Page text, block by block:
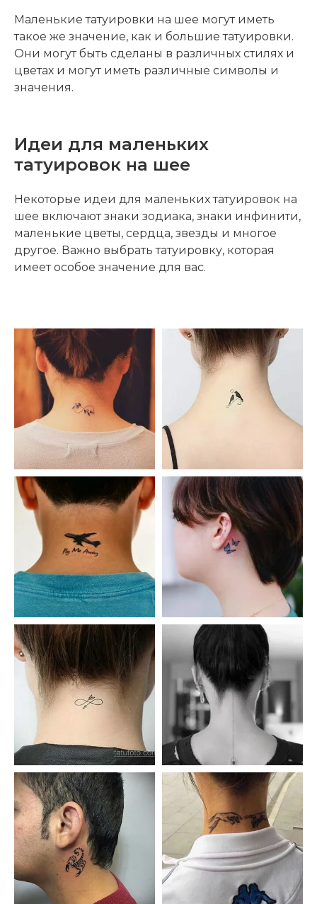
Маленькие татуировки на шее могут иметь
такое же значение, как и большие татуировки.
Они могут быть сделаны в различных стилях и
цветах и могут иметь различные символы и
значения.
Идеи для маленьких
татуировок на шее
Некоторые идеи для маленьких татуировок на
шее включают знаки зодиака, знаки инфинити,
маленькие цветы, сердца, звезды и многое
другое. Важно выбрать татуировку, которая
имеет особое значение для вас.